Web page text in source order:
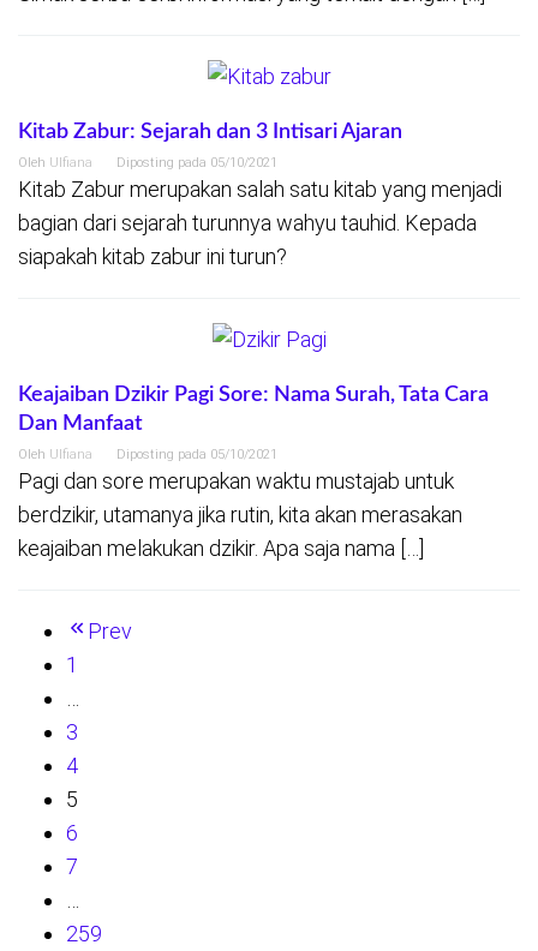
Kitab Zabur: Sejarah dan 3 Intisari Ajaran
Oleh Ulfiana Diposting pada 05/10/2021
Kitab Zabur merupakan salah satu kitab yang menjadi
bagian dari sejarah turunnya wahyu tauhid. Kepada
siapakah kitab zabur ini turun?
Keajaiban Dzikir Pagi Sore: Nama Surah, Tata Cara
Dan Manfaat
Oleh Ulfiana Diposting pada 05/10/2021
Pagi dan sore merupakan waktu mustajab untuk
berdzikir, utamanya jika rutin, kita akan merasakan
keajaiban melakukan dzikir. Apa saja nama […]
Prev
1
…
3
4
5
6
7
…
259